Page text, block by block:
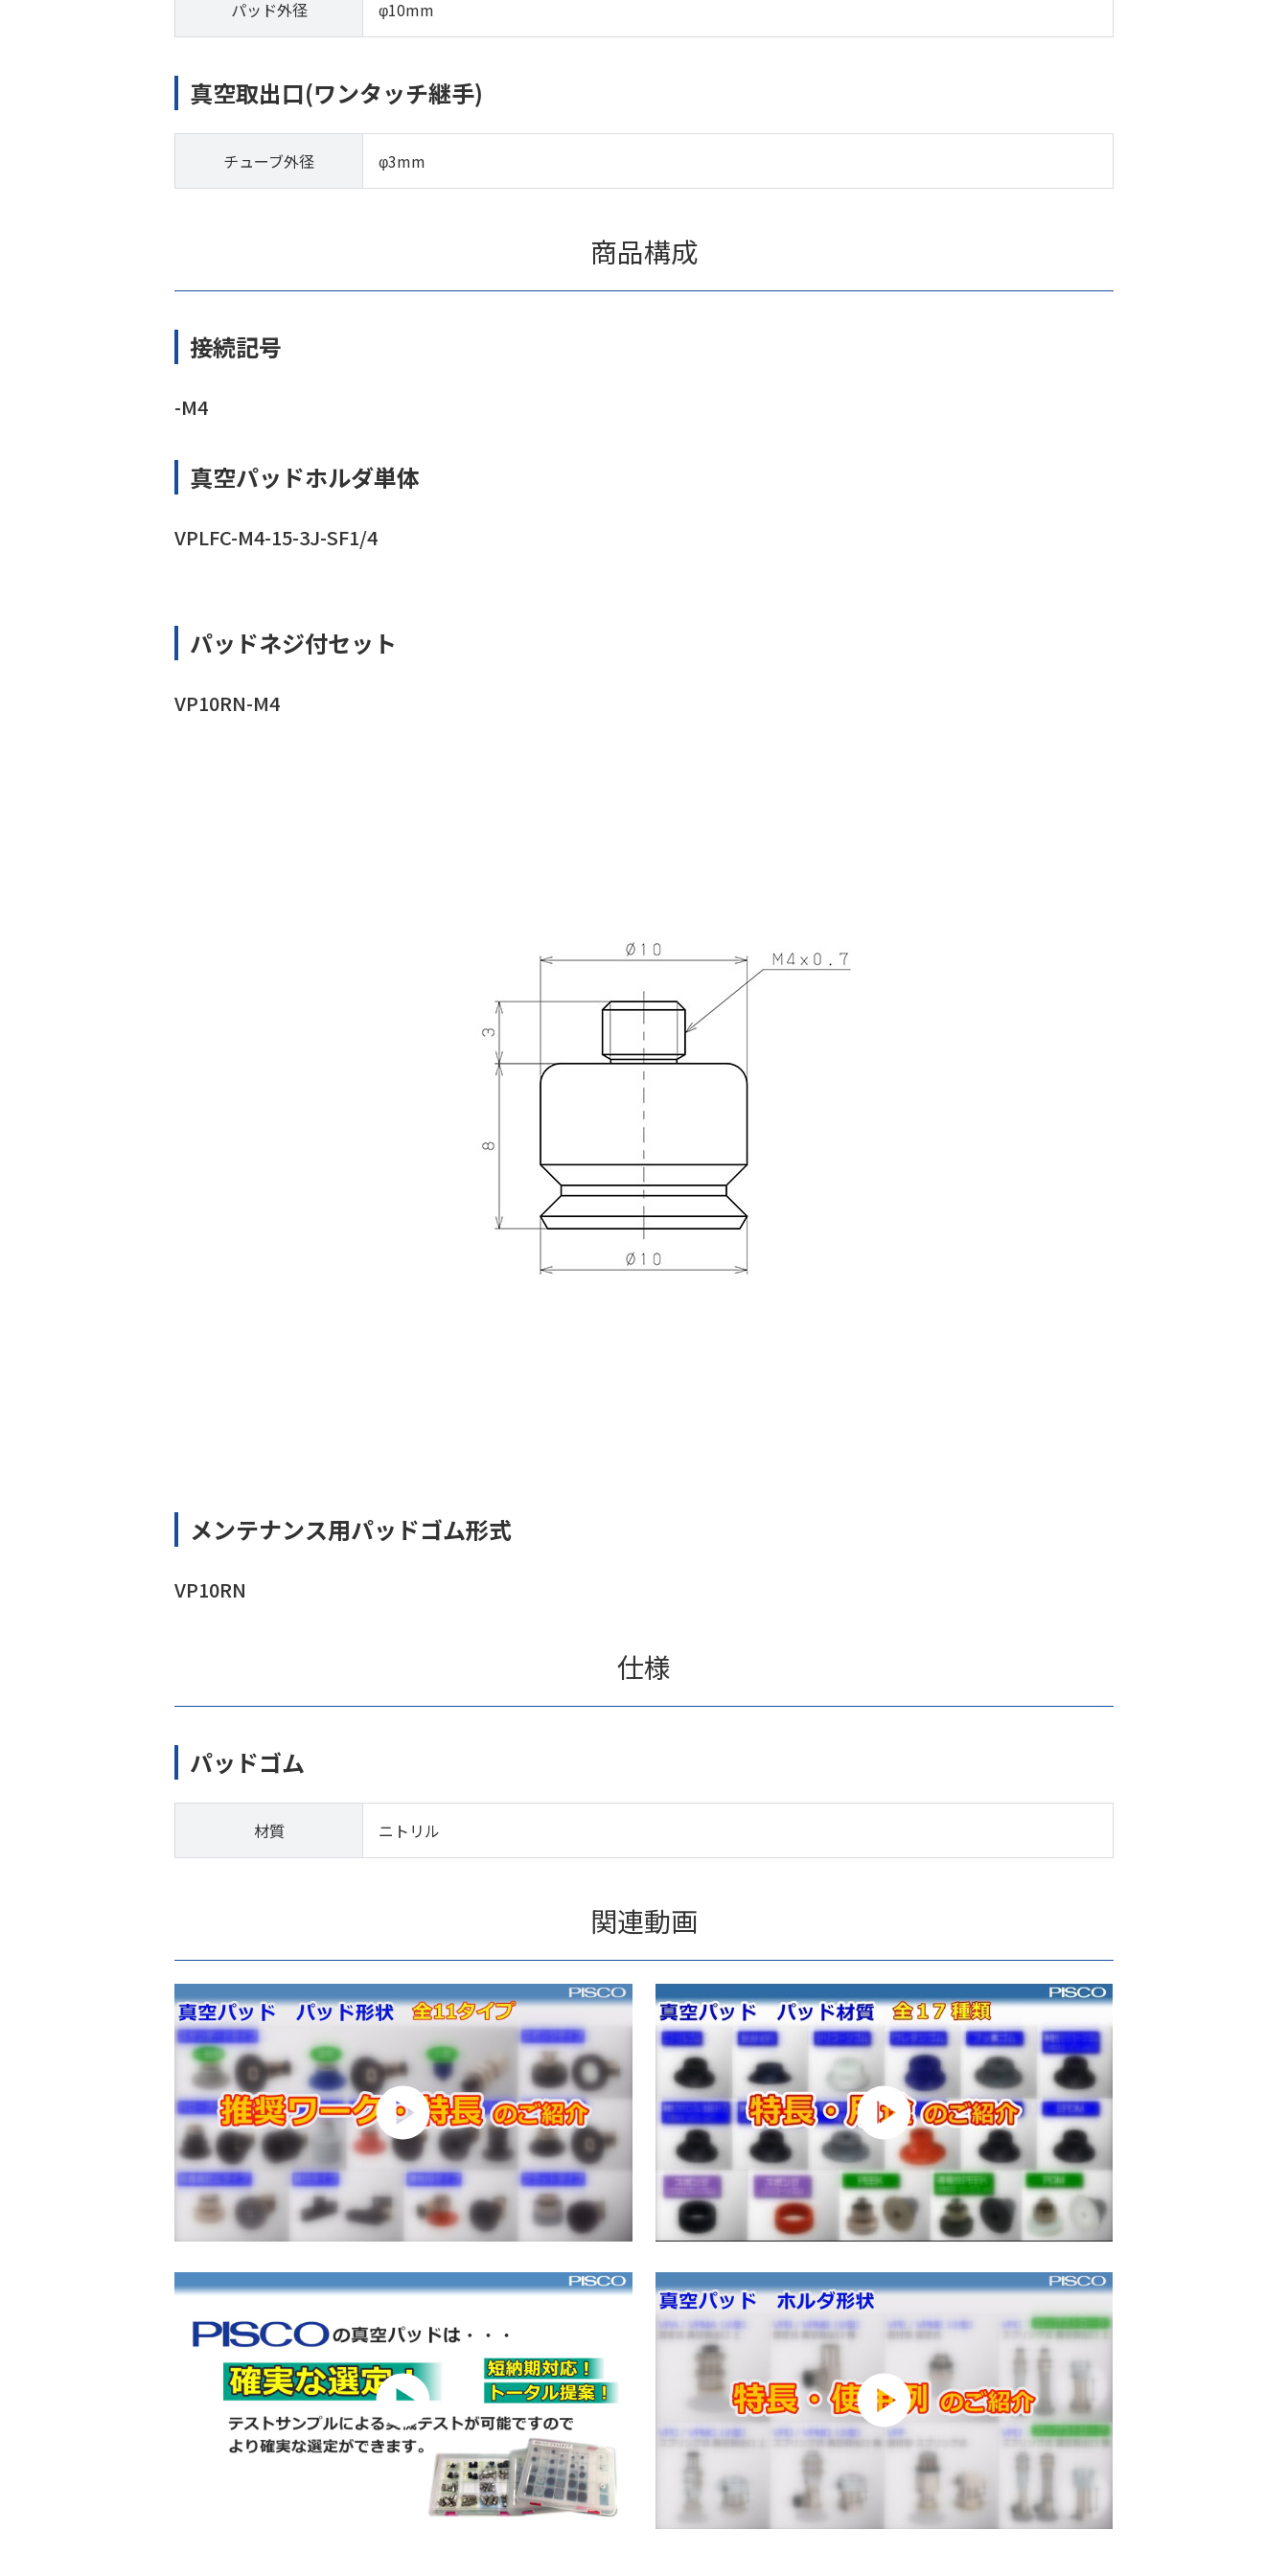
パッド外径 φ10mm
真空取出口(ワンタッチ継手)
チューブ外径 φ3mm
商品構成
接続記号
-M4
真空パッドホルダ単体
VPLFC-M4-15-3J-SF1/4
パッドネジ付セット
VP10RN-M4
メンテナンス用パッドゴム形式
VP10RN
仕様
パッドゴム
材質 ニトリル
関連動画